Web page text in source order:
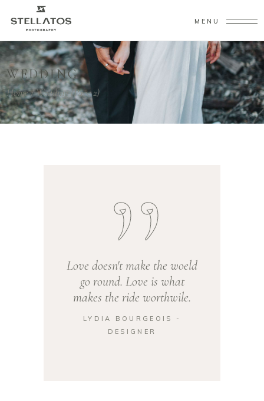
MENU
WEDDING
Home/Wedding(Page 2)
Love doesn't make the woeld
go round. Love is what
makes the ride worthwile.
LYDIA BOURGEOIS -
DESIGNER